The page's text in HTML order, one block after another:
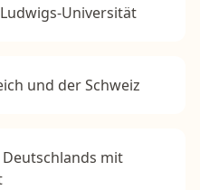
Universität
und der Schweiz
mit